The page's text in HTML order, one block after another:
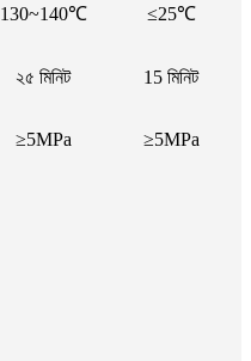
130~140℃ ≤25℃
২৫ মিনিট 15 মিনিট
≥5MPa ≥5MPa